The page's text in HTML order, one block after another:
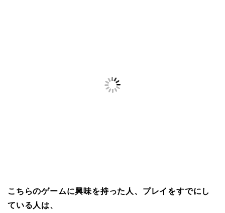
こちらのゲームに興味を持った人、プレイをすでにし
ている人は、